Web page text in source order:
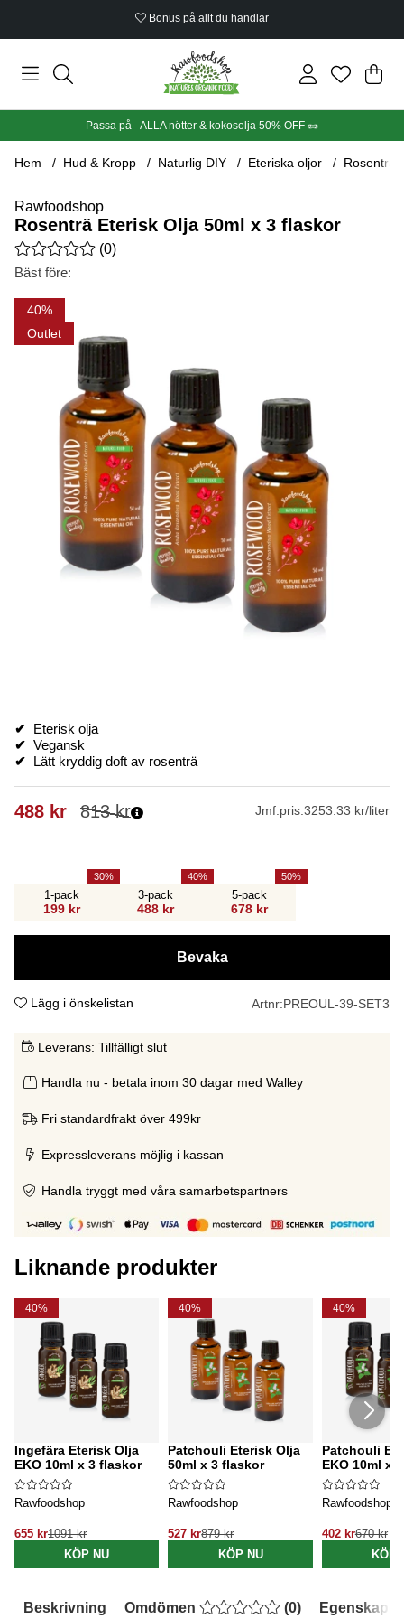
Bonus på allt du handlar
Din
.
Passa på - ALLA nötter & kokosolja 50% OFF 🥜
Hem Hud & Kropp Naturlig DIY Eteriska oljor Rosenträ
Rawfoodshop
Rosenträ Eterisk Olja 50ml x 3 flaskor
Medelbetyg 0 av 5 Antal betyg 0
(0)
Bäst före:
40
Outlet
Produktbilder Rosenträ Eterisk Olja 50ml x 3 flaskor
✔
Eterisk olja
✔ Vegansk
✔
Lätt kryddig doft av rosenträ
813kr
488 kr Jmf.pris:3253.33 kr/liter
1-pack
199 kr
30
3-pack
488 kr
40
5-pack
678 kr
50
Bevaka
Lägg i önskelistan Artnr:PREOUL-39-SET3
Leverans: Tillfälligt slut
Handla nu - betala inom 30 dagar med Walley
Fri standardfrakt över 499kr
Expressleverans möjlig i kassan
Handla tryggt med våra samarbetspartners
Liknande produkter
40%
Ingefära Eterisk Olja
EKO 10ml x 3 flaskor
Rawfoodshop
655 kr1091 kr
KÖP NU
40%
Patchouli Eterisk Olja
50ml x 3 flaskor
Rawfoodshop
527 kr879 kr
KÖP NU
40%
Patchouli
EKO 10ml x
Rawfoodshop
402 kr670 kr
KÖP
Beskrivning Omdömen (0) Egenskaper